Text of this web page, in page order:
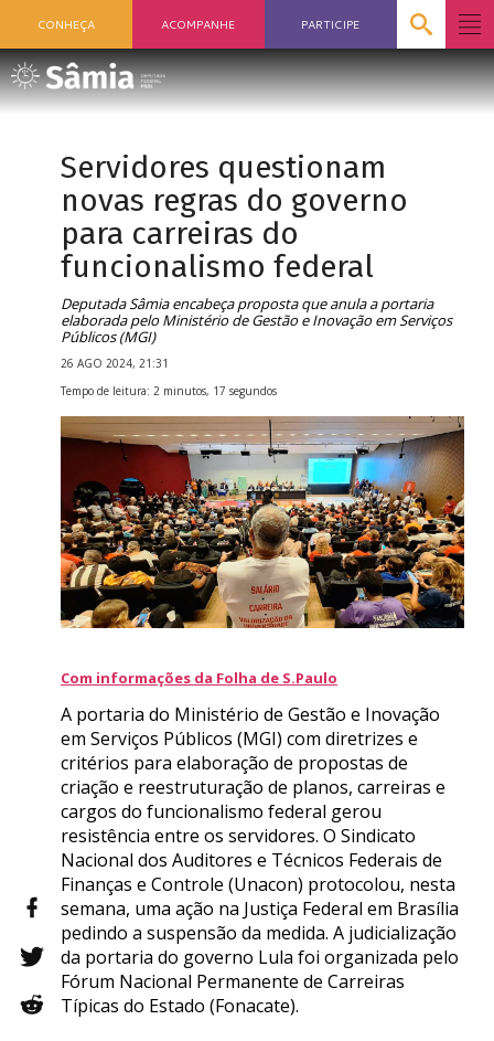
CONHEÇA ACOMPANHE PARTICIPE
Servidores questionam
novas regras do governo
para carreiras do
funcionalismo federal
Deputada Sâmia encabeça proposta que anula a portaria
elaborada pelo Ministério de Gestão e Inovação em Serviços
Públicos (MGI)
26 AGO 2024, 21:31
Tempo de leitura: 2 minutos, 17 segundos
Com informações da Folha de S.Paulo
A portaria do Ministério de Gestão e Inovação
em Serviços Públicos (MGI) com diretrizes e
critérios para elaboração de propostas de
criação e reestruturação de planos, carreiras e
cargos do funcionalismo federal gerou
resistência entre os servidores. O Sindicato
Nacional dos Auditores e Técnicos Federais de
Finanças e Controle (Unacon) protocolou, nesta
semana, uma ação na Justiça Federal em Brasília
pedindo a suspensão da medida. A judicialização
da portaria do governo Lula foi organizada pelo
Fórum Nacional Permanente de Carreiras
Típicas do Estado (Fonacate).